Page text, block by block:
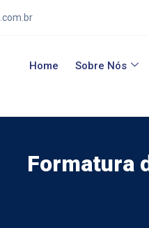
Home Sobre Nós
Formatura